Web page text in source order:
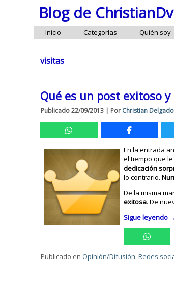
Blog de
Inicio Categorías Quién soy
visitas
Qué es un post exitoso
Publicado22/09/2013 | Por Christian
En la entrada
el tiempo que
dedicación
lo contrario.
De la misma
exitosa. De
Sigue leyendo
Publicado en Opinión/Difusión,Redes